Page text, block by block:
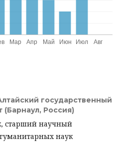
государственный
Россия)
старший научный
наук